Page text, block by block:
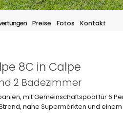
Preise Fotos Kontakt
8C in Calpe
2 Badezimmer
mit Gemeinschaftspool für 6
nahe Supermärkten und einem